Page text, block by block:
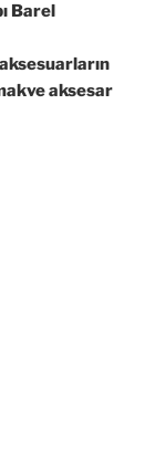
Barel
aksesuarların
aksesar